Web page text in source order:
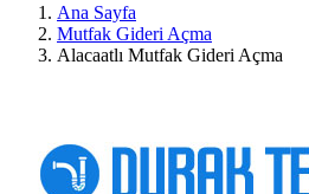
Ana Sayfa
Mutfak Gideri Açma
Alacaatlı Mutfak Gideri Açma